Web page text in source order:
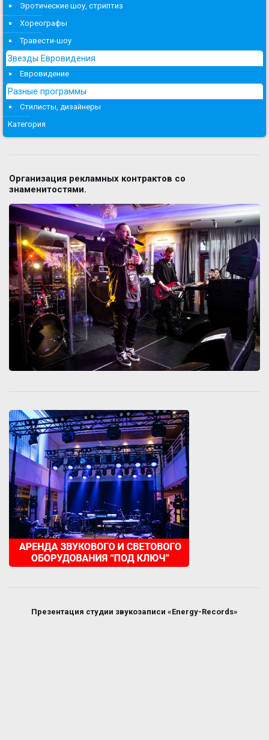
Эротические шоу, стриптиз
Хореографы
Травести-шоу
Звезды Евровидения
Евровидение
Разные программы
Стилисты, дизайнеры
Категория
Организация рекламных контрактов со
знаменитостями.
Презентация студии звукозаписи «Energy-Records»